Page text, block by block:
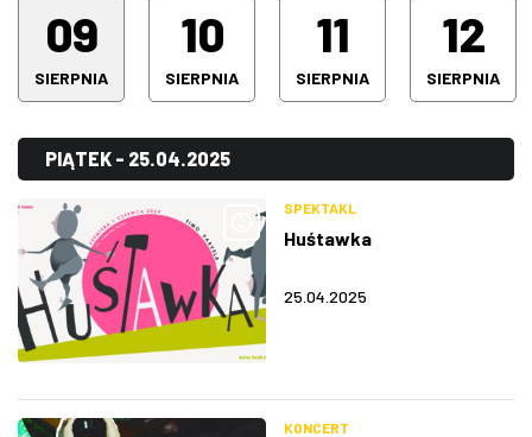
Warsztaty
(0)
Wszystkie kategorie
(191)
09
SIERPNIA
10
SIERPNIA
11
SIERPNIA
12
SIERPNIA
PIĄTEK - 25.04.2025
SPEKTAKL
Huśtawka
25.04.2025
KONCERT